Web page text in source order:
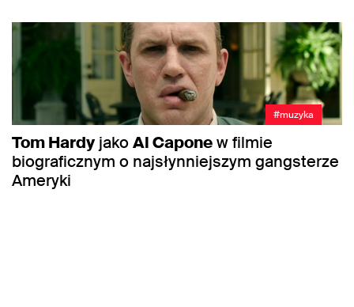
#muzyka
Tom Hardy jakoAl Caponew filmie
biograficznym o najsłynniejszym gangsterze
Ameryki